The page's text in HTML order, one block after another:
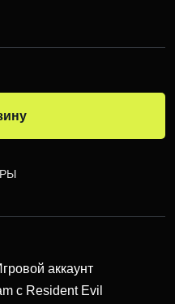
аккаунт
с Resident Evil